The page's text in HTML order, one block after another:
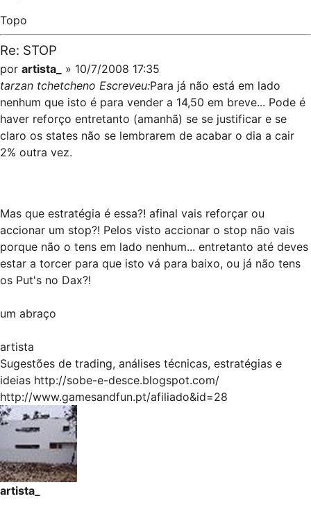
Topo
Re: STOP
por artista_
» 10/7/2008 17:35
tarzan tchetcheno Escreveu:Para já não está em lado
nenhum que isto é para vender a 14,50 em breve... Pode é
haver reforço entretanto (amanhã) se se justificar e se
claro os states não se lembrarem de acabar o dia a cair
2% outra vez.
Mas que estratégia é essa?! afinal vais reforçar ou
accionar um stop?! Pelos visto accionar o stop não vais
porque não o tens em lado nenhum... entretanto até deves
estar a torcer para que isto vá para baixo, ou já não tens
os Put's no Dax?!
um abraço
artista
Sugestões de trading, análises técnicas, estratégias e
ideias http://sobe-e-desce.blogspot.com/
http://www.gamesandfun.pt/afiliado&id=28
artista_